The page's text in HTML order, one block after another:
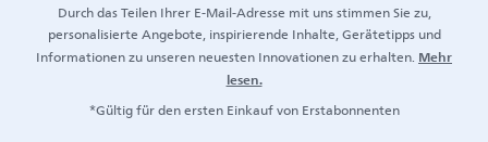
Durch das Teilen Ihrer E-Mail-Adresse mit uns stimmen Sie zu,
personalisierte Angebote, inspirierende Inhalte, Gerätetipps und
Informationen zu unseren neuesten Innovationen zu erhalten.Mehr
lesen.
*Gültig für den ersten Einkauf von Erstabonnenten